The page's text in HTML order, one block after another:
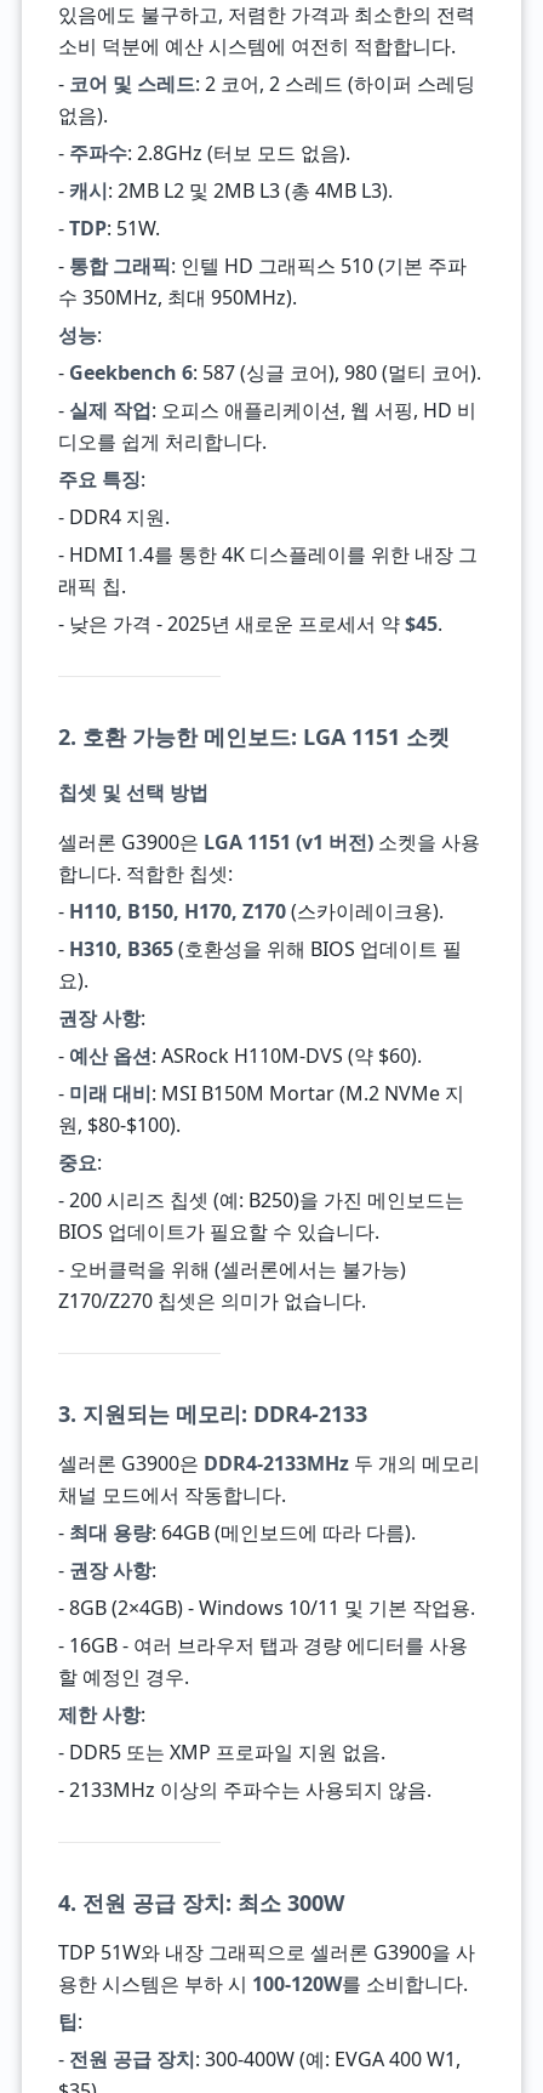
있음에도 불구하고, 저렴한 가격과 최소한의 전력
소비 덕분에 예산 시스템에 여전히 적합합니다.
- 코어 및 스레드: 2 코어, 2 스레드 (하이퍼 스레딩
없음).
- 주파수: 2.8GHz (터보 모드 없음).
-캐시: 2MB L2 및 2MB L3 (총 4MB L3).
-TDP: 51W.
- 통합 그래픽: 인텔 HD 그래픽스 510 (기본 주파
수 350MHz, 최대 950MHz).
성능:
- Geekbench 6: 587 (싱글 코어), 980 (멀티 코어).
- 실제 작업: 오피스 애플리케이션, 웹 서핑, HD 비
디오를 쉽게 처리합니다.
주요 특징:
- DDR4 지원.
- HDMI 1.4를 통한 4K 디스플레이를 위한 내장 그
래픽 칩.
- 낮은 가격 - 2025년 새로운 프로세서 약$45.
2. 호환 가능한 메인보드: LGA 1151 소켓
칩셋 및 선택 방법
셀러론 G3900은 LGA 1151 (v1 버전)소켓을 사용
합니다. 적합한 칩셋:
- H110, B150, H170, Z170(스카이레이크용).
- H310, B365(호환성을 위해 BIOS 업데이트 필
요).
권장 사항:
- 예산 옵션: ASRock H110M-DVS (약 $60).
- 미래 대비: MSI B150M Mortar (M.2 NVMe 지
원, $80-$100).
중요:
- 200 시리즈 칩셋 (예: B250)을 가진 메인보드는
BIOS 업데이트가 필요할 수 있습니다.
- 오버클럭을 위해 (셀러론에서는 불가능)
Z170/Z270 칩셋은 의미가 없습니다.
3. 지원되는 메모리: DDR4-2133
셀러론 G3900은 DDR4-2133MHz두 개의 메모리
채널 모드에서 작동합니다.
- 최대 용량: 64GB (메인보드에 따라 다름).
- 권장 사항:
- 8GB (2×4GB) - Windows 10/11 및 기본 작업용.
- 16GB - 여러 브라우저 탭과 경량 에디터를 사용
할 예정인 경우.
제한 사항:
- DDR5 또는 XMP 프로파일 지원 없음.
- 2133MHz 이상의 주파수는 사용되지 않음.
4. 전원 공급 장치: 최소 300W
TDP 51W와 내장 그래픽으로 셀러론 G3900을 사
용한 시스템은 부하 시 100-120W를 소비합니다.
팁:
- 전원 공급 장치: 300-400W (예: EVGA 400 W1,